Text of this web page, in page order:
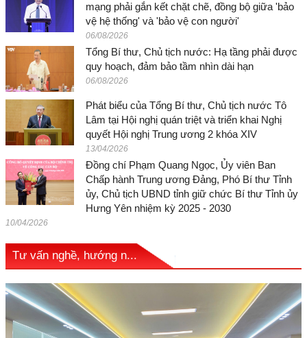
mạng phải gắn kết chặt chẽ, đồng bộ giữa 'bảo
vệ hệ thống' và 'bảo vệ con người'
06/08/2026
Tổng Bí thư, Chủ tịch nước: Hạ tầng phải được
quy hoạch, đảm bảo tầm nhìn dài hạn
06/08/2026
Phát biểu của Tổng Bí thư, Chủ tịch nước Tô
Lâm tại Hội nghị quán triệt và triển khai Nghị
quyết Hội nghị Trung ương 2 khóa XIV
13/04/2026
Đồng chí Phạm Quang Ngọc, Ủy viên Ban
Chấp hành Trung ương Đảng, Phó Bí thư Tỉnh
ủy, Chủ tịch UBND tỉnh giữ chức Bí thư Tỉnh ủy
Hưng Yên nhiệm kỳ 2025 - 2030
10/04/2026
Tư vấn nghề, hướng n...